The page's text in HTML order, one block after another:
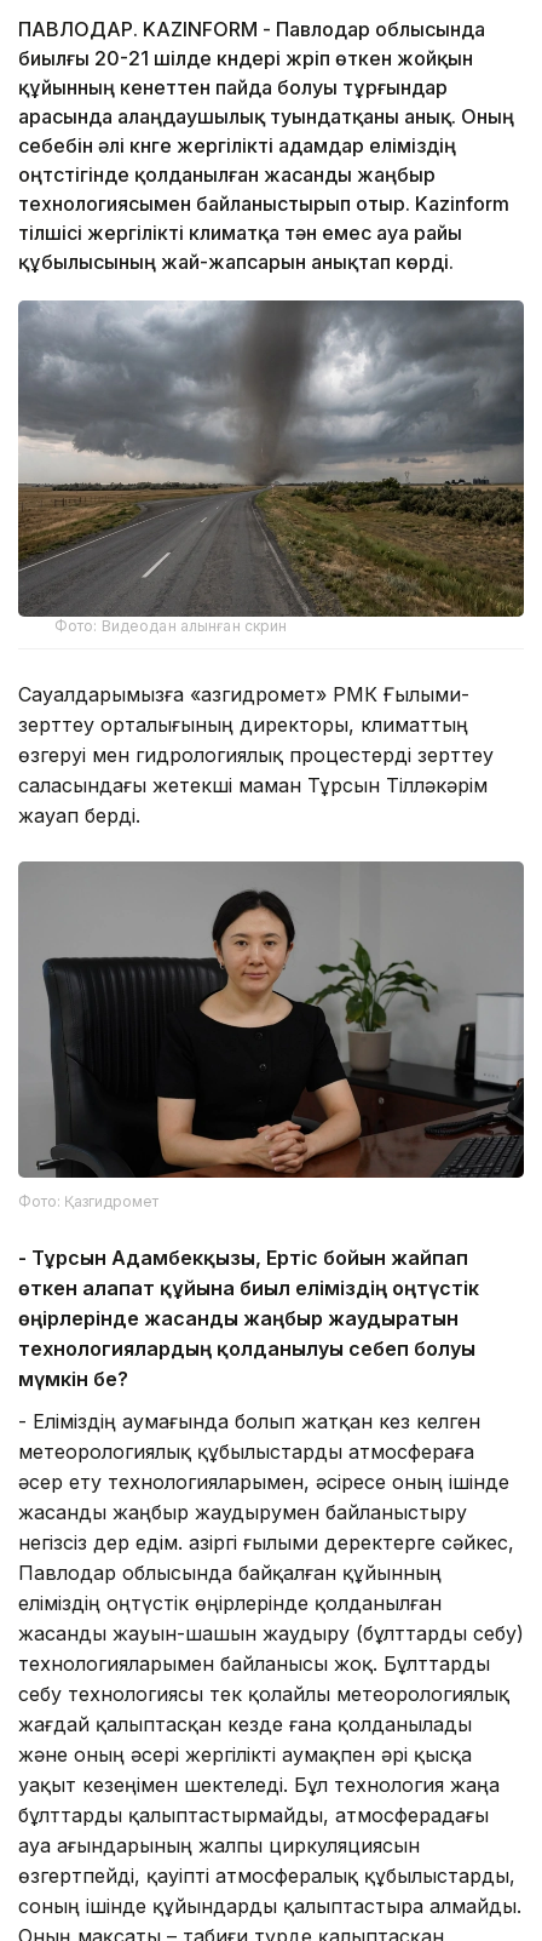
ПАВЛОДАР. KAZINFORM - Павлодар облысында
биылғы 20-21 шілде күндері жүріп өткен жойқын
құйынның кенеттен пайда болуы тұрғындар
арасында алаңдаушылық туындатқаны анық. Оның
себебін әлі күнге жергілікті адамдар еліміздің
оңтүстігінде қолданылған жасанды жаңбыр
технологиясымен байланыстырып отыр. Kazinform
тілшісі жергілікті климатқа тән емес ауа райы
құбылысының жай-жапсарын анықтап көрді.
Фото: Видеодан алынған скрин
Сауалдарымызға «Қазгидромет» РМК Ғылыми-
зерттеу орталығының директоры, климаттың
өзгеруі мен гидрологиялық процестерді зерттеу
саласындағы жетекші маман Тұрсын Тілләкәрім
жауап берді.
Фото: Қазгидромет
- Тұрсын Адамбекқызы, Ертіс бойын жайпап
өткен алапат құйынға биыл еліміздің оңтүстік
өңірлерінде жасанды жаңбыр жаудыратын
технологиялардың қолданылуы себеп болуы
мүмкін бе?
- Еліміздің аумағында болып жатқан кез келген
метеорологиялық құбылыстарды атмосфераға
әсер ету технологияларымен, әсіресе оның ішінде
жасанды жаңбыр жаудырумен байланыстыру
негізсіз дер едім. Қазіргі ғылыми деректерге сәйкес,
Павлодар облысында байқалған құйынның
еліміздің оңтүстік өңірлерінде қолданылған
жасанды жауын-шашын жаудыру (бұлттарды себу)
технологияларымен байланысы жоқ. Бұлттарды
себу технологиясы тек қолайлы метеорологиялық
жағдай қалыптасқан кезде ғана қолданылады
және оның әсері жергілікті аумақпен әрі қысқа
уақыт кезеңімен шектеледі. Бұл технология жаңа
бұлттарды қалыптастырмайды, атмосферадағы
ауа ағындарының жалпы циркуляциясын
өзгертпейді, қауіпті атмосфералық құбылыстарды,
соның ішінде құйындарды қалыптастыра алмайды.
Оның мақсаты – табиғи түрде қалыптасқан